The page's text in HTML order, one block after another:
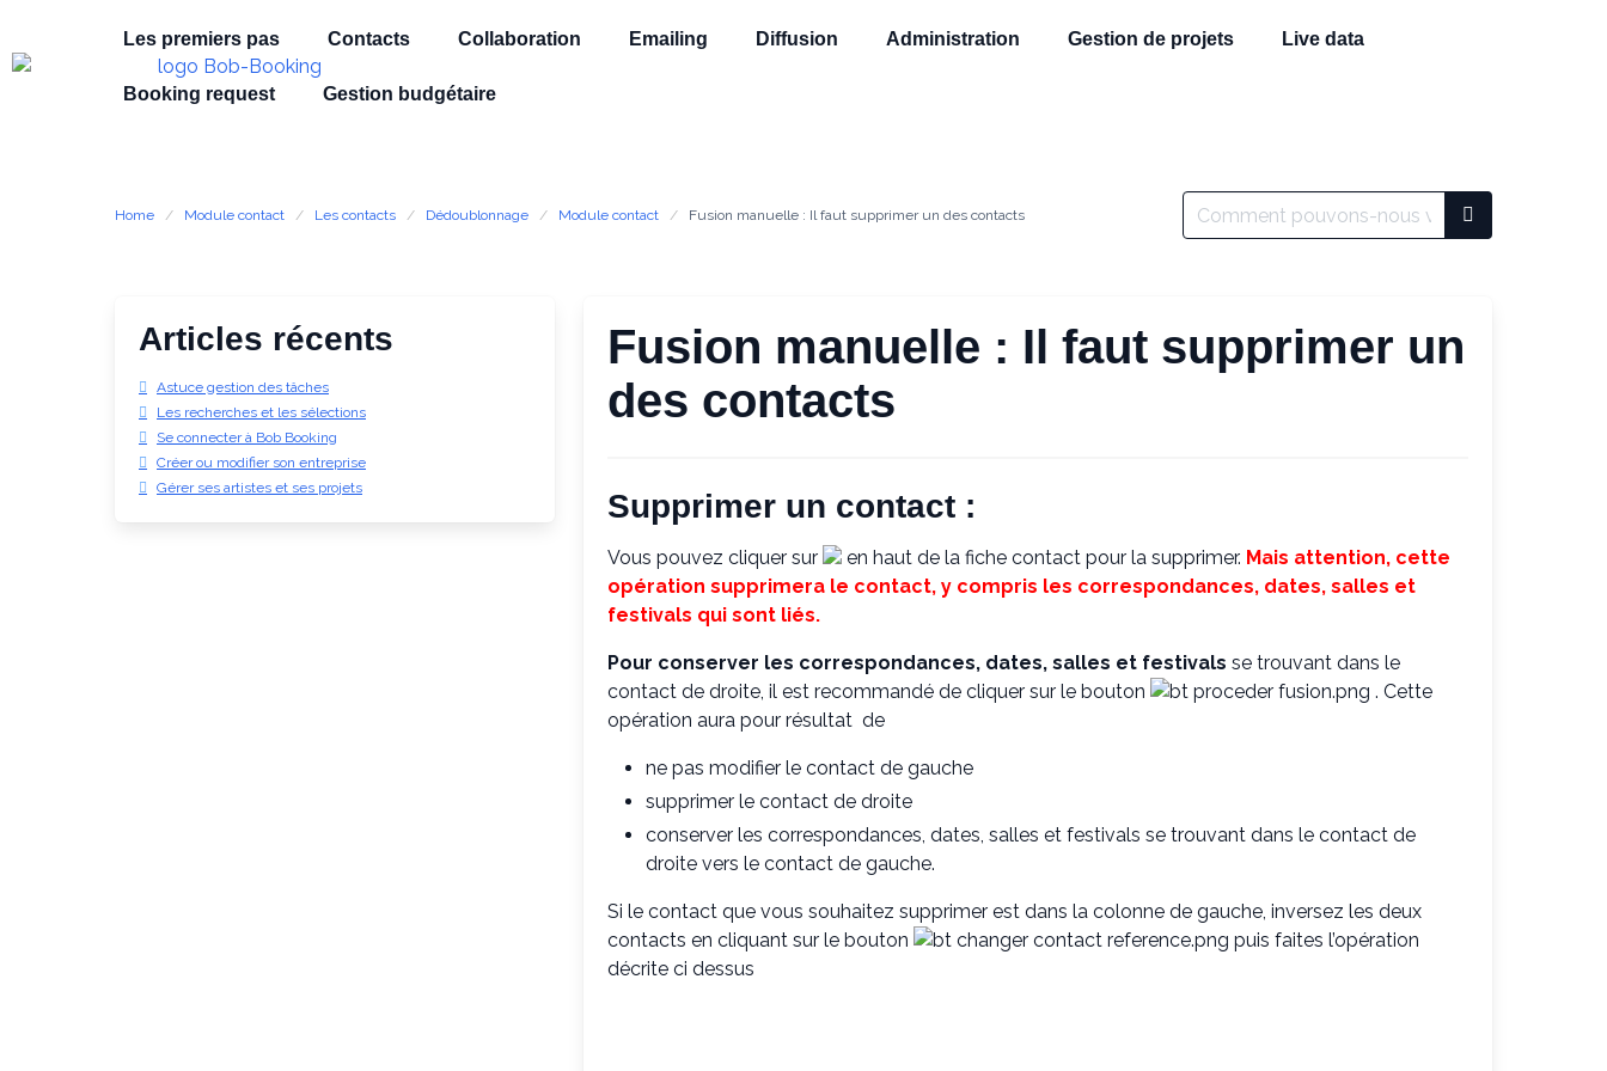
Les premiers pas Contacts Collaboration Emailing Diffusion Administration Gestion de projets Live data
Booking request Gestion budgétaire
Home Module contact Les contacts Dédoublonnage Module contact Fusion manuelle : Il faut supprimer un des contacts
Articles récents
Astuce gestion des tâches
Les recherches et les sélections
Se connecter à Bob Booking
Créer ou modifier son entreprise
Gérer ses artistes et ses projets
Fusion manuelle : Il faut supprimer un
des contacts
Supprimer un contact :
Vous pouvez cliquer sur en haut de la fiche contact pour la supprimer. Mais attention, cette
opération supprimera le contact, y compris les correspondances, dates, salles et
festivals qui sont liés.
Pour conserver les correspondances, dates, salles et festivals se trouvant dans le
contact de droite, il est recommandé de cliquer sur le bouton
. Cette
opération aura pour résultat de
ne pas modifier le contact de gauche
supprimer le contact de droite
conserver les correspondances, dates, salles et festivals se trouvant dans le contact de
droite vers le contact de gauche.
Si le contact que vous souhaitez supprimer est dans la colonne de gauche, inversez les deux
contacts en cliquant sur le bouton
puis faites l’opération
décrite ci dessus